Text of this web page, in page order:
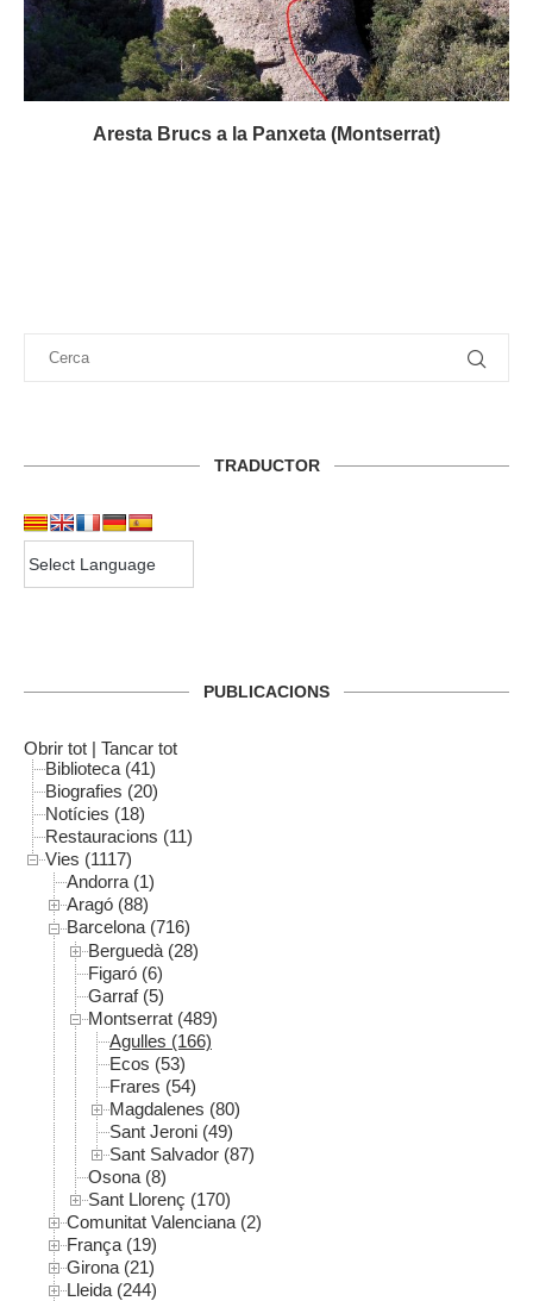
Aresta Brucs a la Panxeta (Montserrat)
TRADUCTOR
PUBLICACIONS
Obrir tot | Tancar tot
Biblioteca (41)
Biografies (20)
Notícies (18)
Restauracions (11)
Vies (1117)
Andorra (1)
Aragó (88)
Barcelona (716)
Berguedà (28)
Figaró (6)
Garraf (5)
Montserrat (489)
Agulles (166)
Ecos (53)
Frares (54)
Magdalenes (80)
Sant Jeroni (49)
Sant Salvador (87)
Osona (8)
Sant Llorenç (170)
Comunitat Valenciana (2)
França (19)
Girona (21)
Lleida (244)